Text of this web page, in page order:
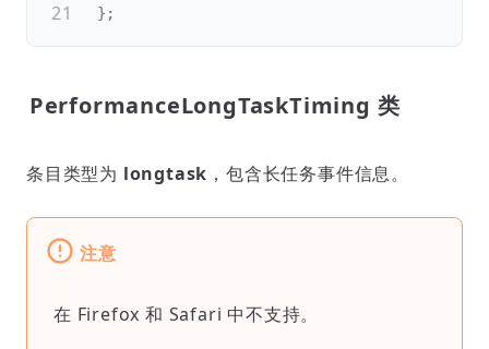
} ;
PerformanceLongTaskTiming 类
条目类型为 longtask ，包含长任务事件信息。
注意
在 Firefox 和 Safari 中不支持。